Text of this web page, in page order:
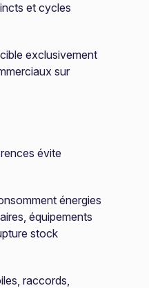
et cycles
exclusivement
sur
évite
énergies
équipements
stock
raccords,